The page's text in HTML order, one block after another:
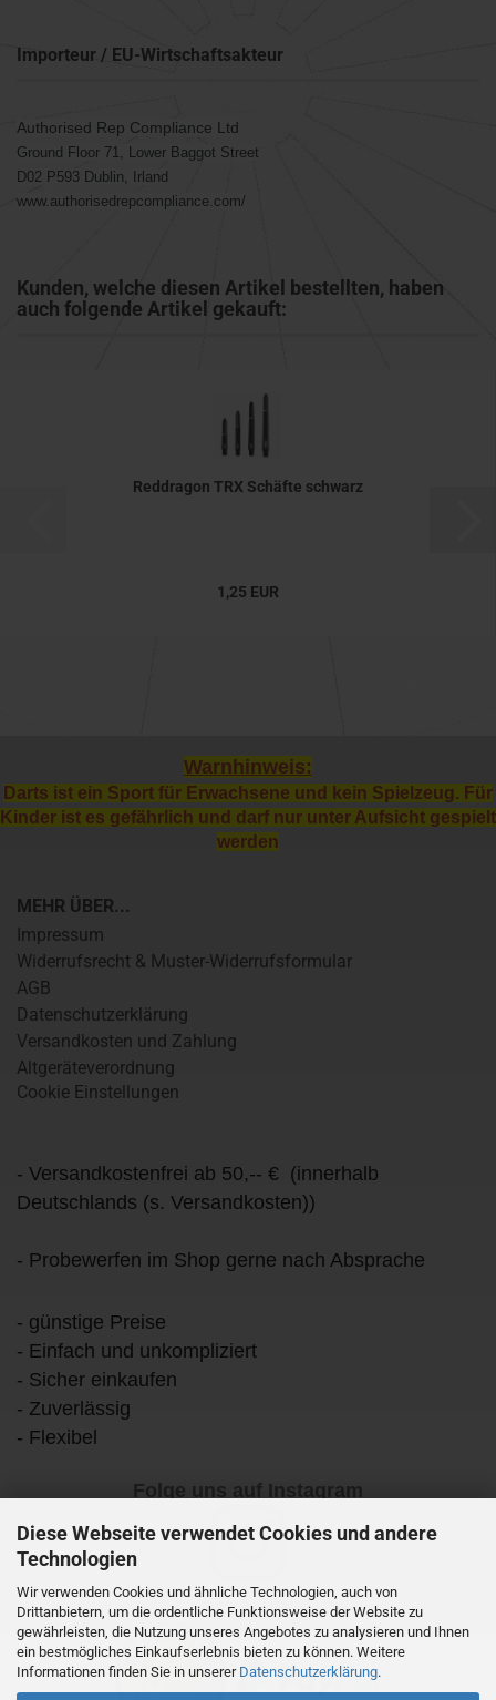
Diese Webseite verwendet Cookies und andere
Technologien
Wir verwenden Cookies und ähnliche Technologien, auch von
Drittanbietern, um die ordentliche Funktionsweise der Website zu
gewährleisten, die Nutzung unseres Angebotes zu analysieren und Ihnen
ein bestmögliches Einkaufserlebnis bieten zu können. Weitere
Informationen finden Sie in unserer Datenschutzerklärung.
Importeur / EU-Wirtschaftsakteur
Authorised Rep Compliance Ltd
Ground Floor 71, Lower Baggot Street
D02 P593 Dublin, Irland
www.authorisedrepcompliance.com/
Kunden, welche diesen Artikel bestellten, haben
auch folgende Artikel gekauft:
Reddragon TRX Schäfte schwarz
1,25 EUR
Warnhinweis:
Darts ist ein Sport für Erwachsene und kein Spielzeug. Für
Kinder ist es gefährlich und darf nur unter Aufsicht gespielt
werden
MEHR ÜBER...
Impressum
Widerrufsrecht & Muster-Widerrufsformular
AGB
Datenschutzerklärung
Versandkosten und Zahlung
Altgeräteverordnung
Cookie Einstellungen
- Versandkostenfrei ab 50,-- € (innerhalb
Deutschlands (s. Versandkosten))
- Probewerfen im Shop gerne nach Absprache
- günstige Preise
- Einfach und unkompliziert
- Sicher einkaufen
- Zuverlässig
- Flexibel
Folge uns auf Instagram